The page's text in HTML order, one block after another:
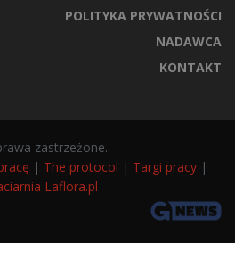
POLITYKA PRYWATNOŚCI
NADAWCA
KONTAKT
zastrzeżone.
| The protocol | Targi pracy |
Laflora.pl